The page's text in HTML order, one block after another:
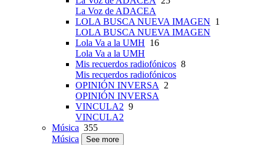
La Voz de ADACEA
LOLA BUSCA NUEVA IMAGEN 1
LOLA BUSCA NUEVA IMAGEN
Lola Va a la UMH 16
Lola Va a la UMH
Mis recuerdos radiofónicos 8
Mis recuerdos radiofónicos
OPINIÓN INVERSA
2
OPINIÓN INVERSA
VINCULA2 9
VINCULA2
Música 355
Música
See more